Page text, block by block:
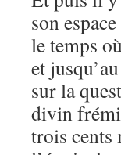
son
le temps
et
sur la
divin
trois cents